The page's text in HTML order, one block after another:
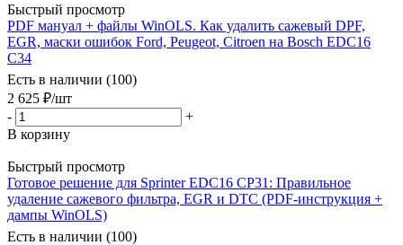
Быстрый просмотр
PDF мануал + файлы WinOLS. Как удалить сажевый DPF,
EGR, маски ошибок Ford, Peugeot, Citroen на Bosch EDC16
C34
Есть в наличии (100)
2 625 ₽/шт
-
+
В корзину
Быстрый просмотр
Готовое решение для Sprinter EDC16 CP31: Правильное
удаление сажевого фильтра, EGR и DTC (PDF-инструкция +
дампы WinOLS)
Есть в наличии (100)